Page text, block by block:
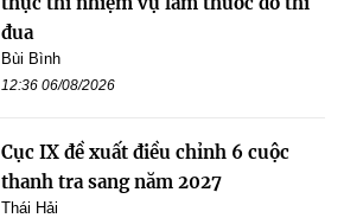
đua
Bùi Bình
12:36 06/08/2026
Cục IX đề xuất điều chỉnh 6 cuộc
thanh tra sang năm 2027
Thái Hải